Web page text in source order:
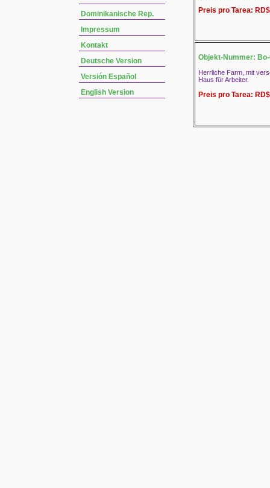
Dominikanische Rep.
Impressum
Kontakt
Deutsche Version
Versión Español
English Version
Preis pro Tarea:
Objekt-Nummer:
Herrliche Farm, mit
Haus für Arbeiter.
Preis pro Tarea: